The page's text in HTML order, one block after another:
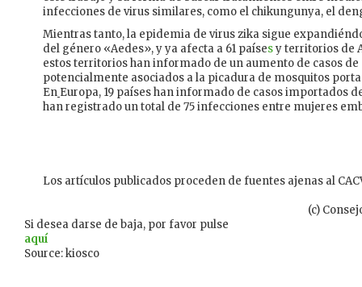
infecciones de virus similares, como el chikungunya, el
Mientras tanto, la epidemia de virus zika sigue
del género «Aedes», y ya afecta a 61 paísesy territorios de
estos territorios han informado de un aumento de casos
potencialmente asociados a la picadura de mosquitos
En Europa, 19 países han informado de casos importados
han registrado un total de 75 infecciones entre mujeres
Los artículos publicados proceden de fuentes ajenas al
(c)
Si desea darse de baja, por favor pulse
aquí
Source: kiosco